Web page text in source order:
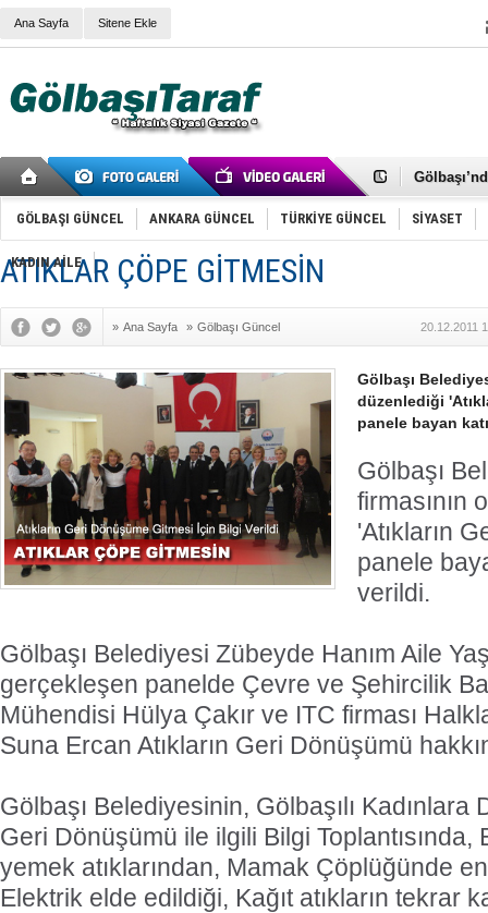
Ana Sayfa Sitene Ekle
Cemal
Samet
FAİZ
Mikail
Gölbaşı
İNCEK
GÖLBAŞI GÜNCEL ANKARA GÜNCEL TÜRKİYE GÜNCEL SİYASET
KADIN AİLE
ATIKLAR ÇÖPE GİTMESİN
» Ana Sayfa » Gölbaşı Güncel 20.12.2011
Gölbaşı
düzenlediği
panele bayan
Gölbaşı
firmasının
'Atıkların
panele
verildi.
Gölbaşı Belediyesi Zübeyde Hanım Aile
gerçekleşen panelde Çevre ve Şehircilik
Mühendisi Hülya Çakır ve ITC firması
Suna Ercan Atıkların Geri Dönüşümü
Gölbaşı Belediyesinin, Gölbaşılı Kadınlara
Geri Dönüşümü ile ilgili Bilgi Toplantısında,
yemek atıklarından, Mamak Çöplüğünde
Elektrik elde edildiği, Kağıt atıkların tekrar